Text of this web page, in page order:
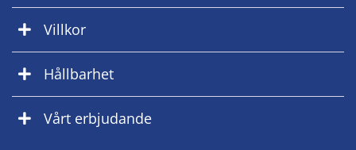
Villkor
Hållbarhet
Vårt erbjudande